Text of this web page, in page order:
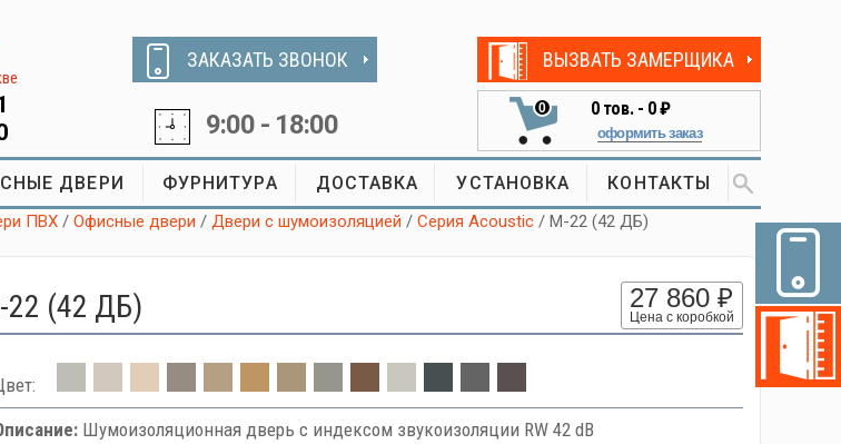
ЗАКАЗАТЬ ЗВОНОК
9:00 - 18:00
ВЫЗВАТЬ ЗАМЕРЩИКА
0 0тов. - 0 ₽
оформить заказ
ДВЕРИ ФУРНИТУРА ДОСТАВКА УСТАНОВКА КОНТАКТЫ
ПВХ /Офисные двери /Двери с шумоизоляцией /Серия Acoustic / М-22 (42 ДБ)
(42 ДБ) 27 860 ₽
Цена с коробкой
Шумоизоляционная дверь с индексом звукоизоляции RW 42 dB